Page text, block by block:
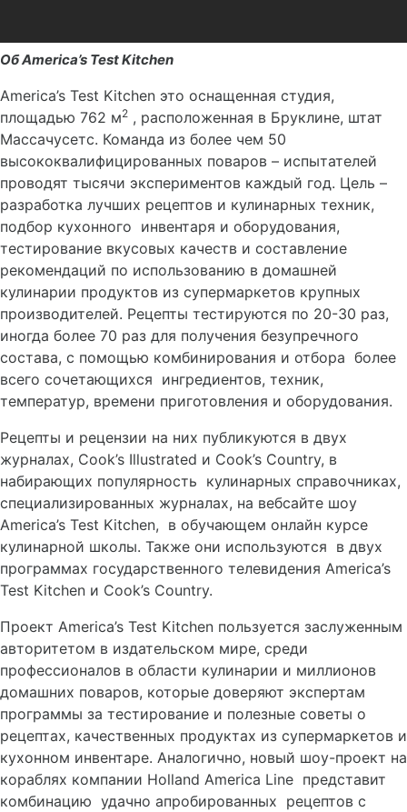
ОбAmerica’s Test Kitchen
America’s Test Kitchen это оснащенная cтудия,
площадью 762 м2 , расположенная в Бруклине, штат
Массачусетс. Команда из более чем 50
высококвалифицированных поваров – испытателей
проводят тысячи экспериментов каждый год. Цель –
разработка лучших рецептов и кулинарных техник,
подбор кухонного инвентаря и оборудования,
тестирование вкусовых качеств и составление
рекомендаций по использованию в домашней
кулинарии продуктов из супермаркетов крупных
производителей. Рецепты тестируются по 20-30 раз,
иногда более 70 раз для получения безупречного
состава, с помощью комбинирования и отбора более
всего сочетающихся ингредиентов, техник,
температур, времени приготовления и оборудования.
Рецепты и рецензии на них публикуются в двух
журналах, Cook’s Illustrated и Cook’s Country, в
набирающих популярность кулинарных справочниках,
специализированных журналах, на вебсайте шоу
America’s Test Kitchen, в обучающем онлайн курсе
кулинарной школы. Также они используются в двух
программах государственного телевидения America’s
Test Kitchen и Cook’s Country.
Проект America’s Test Kitchen пользуется заслуженным
авторитетом в издательском мире, среди
профессионалов в области кулинарии и миллионов
домашних поваров, которые доверяют экспертам
программы за тестирование и полезные советы о
рецептах, качественных продуктах из супермаркетов и
кухонном инвентаре. Аналогично, новый шоу-проект на
кораблях компании Holland America Line представит
комбинацию удачно апробированных рецептов с